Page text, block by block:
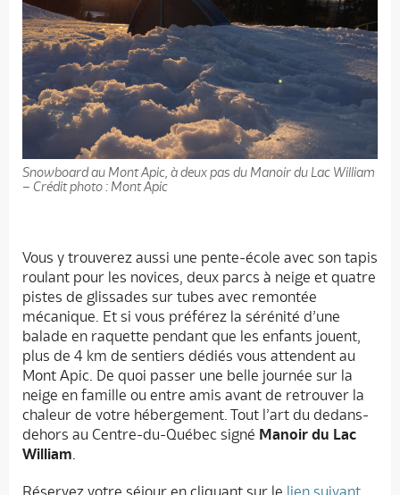
Snowboard au Mont Apic, à deux pas du Manoir du Lac William
– Crédit photo : Mont Apic
Vous y trouverez aussi une pente-école avec son tapis
roulant pour les novices, deux parcs à neige et quatre
pistes de glissades sur tubes avec remontée
mécanique. Et si vous préférez la sérénité d’une
balade en raquette pendant que les enfants jouent,
plus de 4 km de sentiers dédiés vous attendent au
Mont Apic. De quoi passer une belle journée sur la
neige en famille ou entre amis avant de retrouver la
chaleur de votre hébergement. Tout l’art du dedans-
dehors au Centre-du-Québec signé Manoir du Lac
William.
Réservez votre séjour en cliquant sur le lien suivant